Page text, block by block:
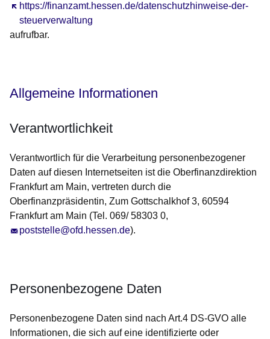
https://finanzamt.hessen.de/datenschutzhinweise-der-
steuerverwaltung
Öffnet sich in einem neuen Fenster
aufrufbar.
Allgemeine Informationen
Verantwortlichkeit
Verantwortlich für die Verarbeitung personenbezogener
Daten auf diesen Internetseiten ist die Oberfinanzdirektion
Frankfurt am Main, vertreten durch die
Oberfinanzpräsidentin, Zum Gottschalkhof 3, 60594
Frankfurt am Main (Tel. 069/ 58303 0,
poststelle@ofd.hessen.de).
Personenbezogene Daten
Personenbezogene Daten sind nach Art.4 DS-GVO alle
Informationen, die sich auf eine identifizierte oder